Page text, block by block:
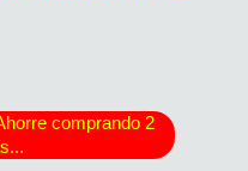
comprando 2